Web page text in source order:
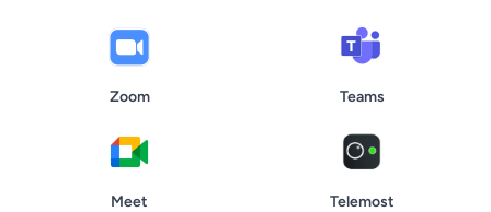
Zoom Teams
Meet Telemost